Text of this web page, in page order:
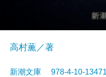
高村薫／著
新潮文庫 978-4-10-